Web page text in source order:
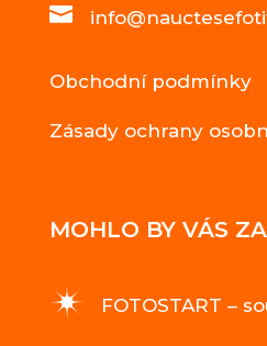

Obchodní podmínky
Zásady ochrany
MOHLO BY VÁS
FOTOSTART –